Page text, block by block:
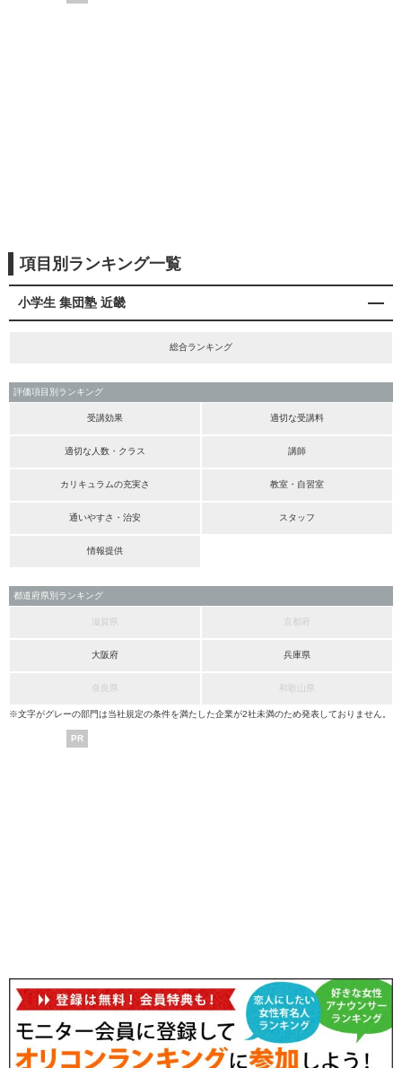
項目別ランキング一覧
小学生 集団塾 近畿
総合ランキング
評価項目別ランキング
受講効果 適切な受講料
適切な人数・クラス 講師
カリキュラムの充実さ 教室・自習室
通いやすさ・治安 スタッフ
情報提供
都道府県別ランキング
滋賀県 京都府
大阪府 兵庫県
奈良県 和歌山県
※文字がグレーの部門は当社規定の条件を満たした企業が2社未満のため発表しておりません。
PR